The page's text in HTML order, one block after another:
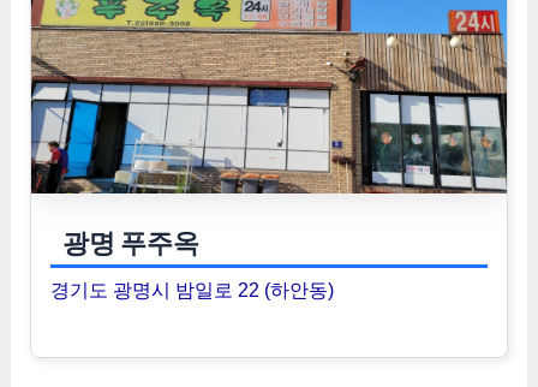
광명 푸주옥
경기도 광명시 밤일로 22 (하안동)